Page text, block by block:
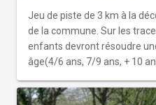
Jeu de piste de 3 km à la
de la commune. Sur les
enfants devront résoudre
âge(4/6 ans, 7/9 ans, + 10